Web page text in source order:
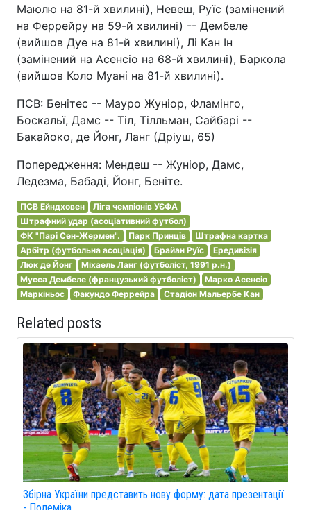
Маюлю на 81-й хвилині), Невеш, Руїс (замінений
на Феррейру на 59-й хвилині) -- Дембеле
(вийшов Дуе на 81-й хвилині), Лі Кан Ін
(замінений на Асенсіо на 68-й хвилині), Баркола
(вийшов Коло Муані на 81-й хвилині).
ПСВ: Бенітес -- Мауро Жуніор, Фламінго,
Боскальї, Дамс -- Тіл, Тілльман, Сайбарі --
Бакайоко, де Йонг, Ланг (Дріуш, 65)
Попередження: Мендеш -- Жуніор, Дамс,
Ледезма, Бабаді, Йонг, Беніте.
ПСВ Ейндховен
Ліга чемпіонів УЄФА
Штрафний удар (асоціативний футбол)
ФК "Парі Сен-Жермен".
Парк Принців
Штрафна картка
Арбітр (футбольна асоціація)
Брайан Руїс
Ередивізія
Люк де Йонг
Міхаель Ланг (футболіст, 1991 р.н.)
Мусса Дембеле (французький футболіст)
Марко Асенсіо
Маркіньос
Факундо Феррейра Стадіон Мальербе Кан
Related posts
Збірна України представить нову форму: дата презентації
- Полеміка